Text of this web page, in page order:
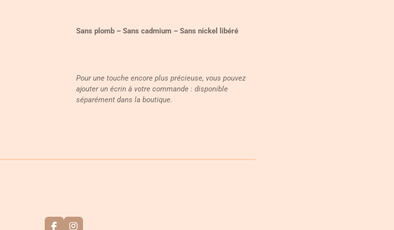
Sans plomb – Sans cadmium – Sans nickel libéré
Pour une touche encore plus précieuse, vous pouvez
ajouter un écrin à votre commande : disponible
séparément dans la boutique.